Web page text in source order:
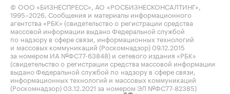
© ООО «БИЗНЕСПРЕСС», АО «РОСБИЗНЕСКОНСАЛТИНГ»,
1995–2026 . Сообщения и материалы информационного
агентства «РБК» (свидетельство о регистрации средства
массовой информации выдано Федеральной службой
по надзору в сфере связи, информационных технологий
и массовых коммуникаций (Роскомнадзор) 09.12.2015
за номером ИА №ФС77-63848) и сетевого издания «РБК»
(свидетельство о регистрации средства массовой информации
выдано Федеральной службой по надзору в сфере связи,
информационных технологий и массовых коммуникаций
(Роскомнадзор) 03.12.2021 за номером ЭЛ №ФС77-82385)